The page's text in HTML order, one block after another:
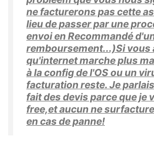
ne facturerons pas cette
lieu de passer par une
envoi en Recommandé
remboursement...)Si vous
qu'internet marche plus
à la config de l'OS ou un
facturation reste. Je
fait des devis parce que je
free,et aucun ne
en cas de panne!